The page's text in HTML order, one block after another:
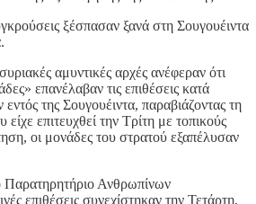
ξέσπασαν ξανά στη Σουγουέιντα
αμυντικές αρχές ανέφεραν ότι
επανέλαβαν τις επιθέσεις κατά
της Σουγουέιντα, παραβιάζοντας τη
επιτευχθεί την Τρίτη με τοπικούς
οι μονάδες του στρατού εξαπέλυσαν
Ανθρωπίνων
επιθέσεις συνεχίστηκαν την Τετάρτη,